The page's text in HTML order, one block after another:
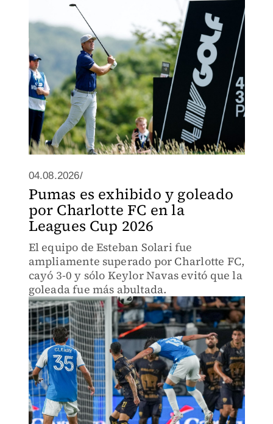
04.08.2026/
Pumas es exhibido y goleado
por Charlotte FC en la
Leagues Cup 2026
El equipo de Esteban Solari fue
ampliamente superado por Charlotte FC,
cayó 3-0 y sólo Keylor Navas evitó que la
goleada fue más abultada.